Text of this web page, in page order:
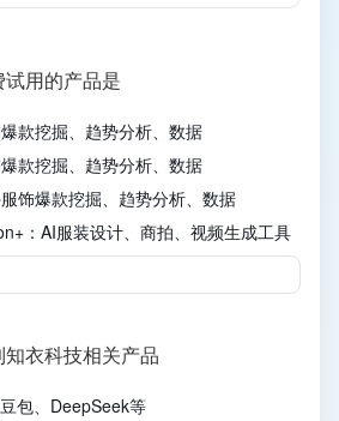
用的产品是
款挖掘、趋势分析、数据
款挖掘、趋势分析、数据
饰爆款挖掘、趋势分析、数据
：AI服装设计、商拍、视频生成工具
衣科技相关产品
包、DeepSeek等